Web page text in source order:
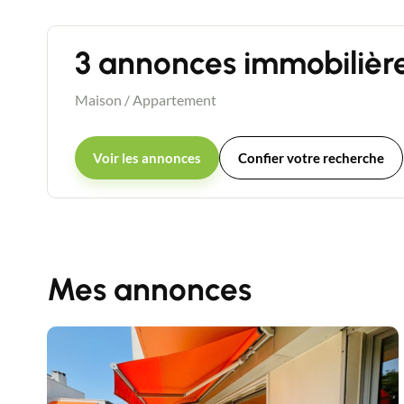
3 annonces
Maison /Appartement
Voir les annonces Confier votre recherche
Mes annonces